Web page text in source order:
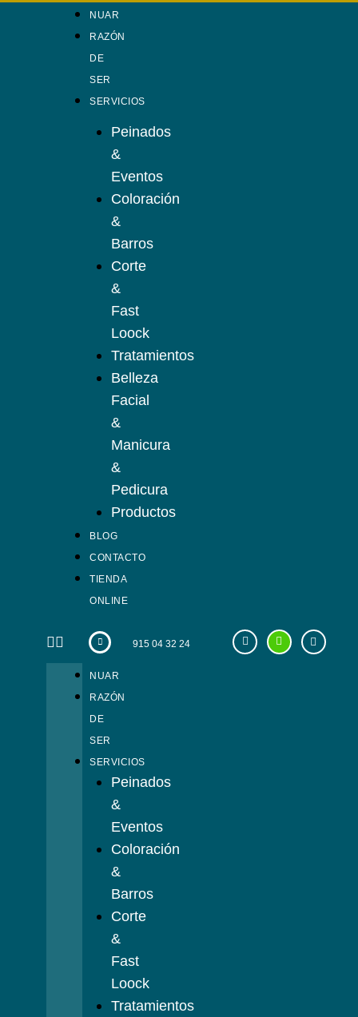
NUAR
RAZÓN
DE
SER
SERVICIOS
Peinados
&
Eventos
Coloración
&
Barros
Corte
&
Fast
Loock
Tratamientos
Belleza
Facial
&
Manicura
&
Pedicura
Productos
BLOG
CONTACTO
TIENDA
ONLINE
NUAR
RAZÓN
DE
SER
SERVICIOS
Peinados
&
Eventos
Coloración
&
Barros
Corte
&
Fast
Loock
Tratamientos
915 04 32 24